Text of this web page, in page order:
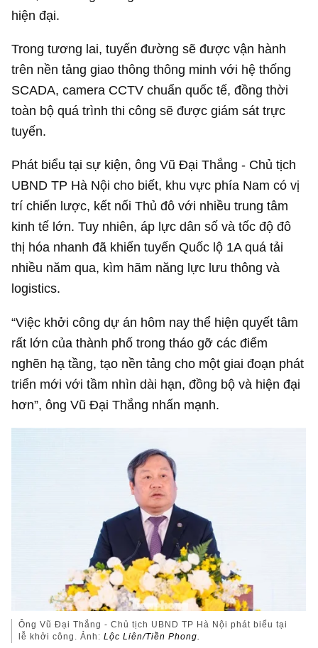
hiện đại.
Trong tương lai, tuyến đường sẽ được vận hành
trên nền tảng giao thông thông minh với hệ thống
SCADA, camera CCTV chuẩn quốc tế, đồng thời
toàn bộ quá trình thi công sẽ được giám sát trực
tuyến.
Phát biểu tại sự kiện, ông Vũ Đại Thắng - Chủ tịch
UBND TP Hà Nội cho biết, khu vực phía Nam có vị
trí chiến lược, kết nối Thủ đô với nhiều trung tâm
kinh tế lớn. Tuy nhiên, áp lực dân số và tốc độ đô
thị hóa nhanh đã khiến tuyến Quốc lộ 1A quá tải
nhiều năm qua, kìm hãm năng lực lưu thông và
logistics.
“Việc khởi công dự án hôm nay thể hiện quyết tâm
rất lớn của thành phố trong tháo gỡ các điểm
nghẽn hạ tầng, tạo nền tảng cho một giai đoạn phát
triển mới với tầm nhìn dài hạn, đồng bộ và hiện đại
hơn”, ông Vũ Đại Thắng nhấn mạnh.
Ông Vũ Đại Thắng - Chủ tịch UBND TP Hà Nội phát biểu tại
lễ khởi công. Ảnh:Lộc Liên/Tiền Phong.